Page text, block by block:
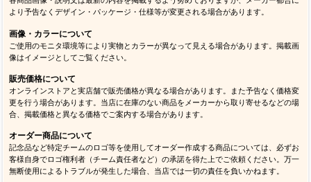
より予告なくデザイン・パッケージ・仕様等が変更される場合があります。
画像・カラーについて
ご使用のモニタ環境等により実物とカラーが異なって見える場合があります。掲載画
像はイメージとしてご覧ください。
販売価格について
オンラインストアと実店舗で販売価格が異なる場合があります。また予告なく価格変
更を行う場合があります。当店に在庫のない商品をメーカーから取り寄せるなどの場
合、掲載価格と異なる価格でご案内する場合があります。
オーダー商品について
記念品など特定チームのロゴ等を使用してオーダー作成する商品については、必ずお
客様自身でロゴ権利者（チーム責任者など）の承諾を得た上でご依頼ください。万一
無断使用によるトラブルが発生した場合、当店では一切の責任を負いかねます。